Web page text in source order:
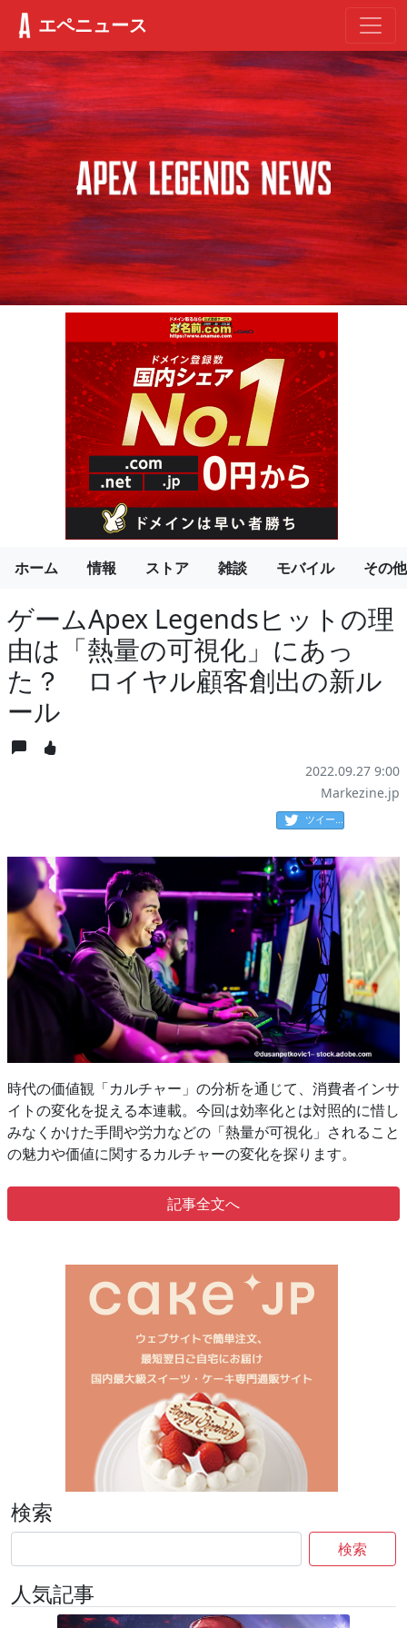
エペニュース
ホーム 情報 ストア 雑談 モバイル その他
ゲームApex Legendsヒットの理
由は「熱量の可視化」にあっ
た？ ロイヤル顧客創出の新ル
ール
2022.09.27 9:00
Markezine.jp
ツイート
時代の価値観「カルチャー」の分析を通じて、消費者インサ
イトの変化を捉える本連載。今回は効率化とは対照的に惜し
みなくかけた手間や労力などの「熱量が可視化」されること
の魅力や価値に関するカルチャーの変化を探ります。
記事全文へ
検索
検索
人気記事